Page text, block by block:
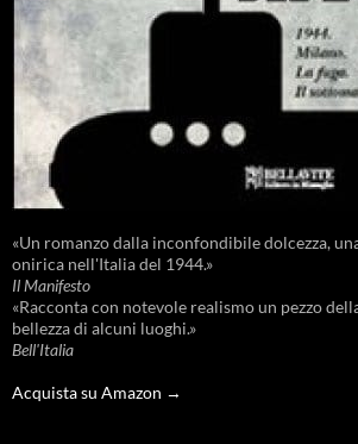
«Un romanzo dalla inconfondibile dolcezza,
onirica nell'Italia del 1944.»
Il Manifesto
«Racconta con notevole realismo un pezzo
bellezza di alcuni luoghi.»
Bell'Italia
Acquista su Amazon →